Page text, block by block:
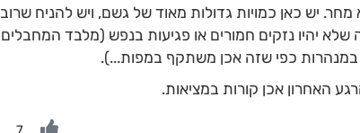
יש כאן כמויות גדולות מאוד של גשם, ויש להניח שרוב
שלא יהיו נזקים חמורים או פגיעות בנפש (מלבד המחבלים
במנהרות כפי שזה אכן משתקף במפות...).
האחרון אכן קורות במציאות.